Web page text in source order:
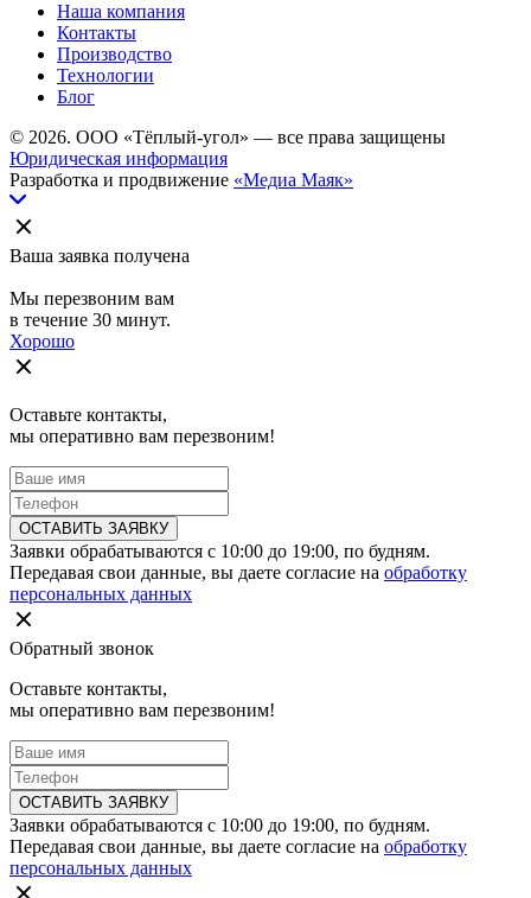
Наша компания
Контакты
Производство
Технологии
Блог
© 2026. ООО «Тёплый-угол» — все права защищены
Юридическая информация
Разработка и продвижение «Медиа Маяк»
Ваша заявка получена
Мы перезвоним вам
в течение 30 минут.
Хорошо
Оставьте контакты,
мы оперативно вам перезвоним!
ОСТАВИТЬ ЗАЯВКУ
Заявки обрабатываются с 10:00 до 19:00, по будням.
Передавая свои данные, вы даете согласие на обработку
персональных данных
Обратный звонок
Оставьте контакты,
мы оперативно вам перезвоним!
ОСТАВИТЬ ЗАЯВКУ
Заявки обрабатываются с 10:00 до 19:00, по будням.
Передавая свои данные, вы даете согласие на обработку
персональных данных